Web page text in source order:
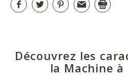
Découvrez les
la Machine à